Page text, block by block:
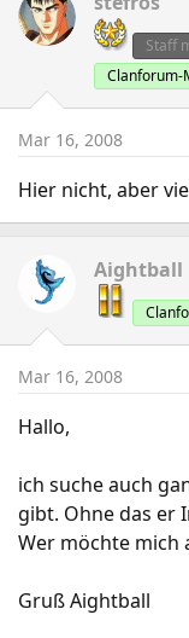
Staff
Clanforum-
Mar 16, 2008
Hier nicht, aber
Aightball
Mar 16, 2008
Hallo,
ich suche auch
gibt. Ohne das er
Wer möchte mich
Gruß Aightball